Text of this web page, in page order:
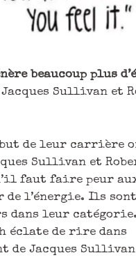
beaucoup plus
Jacques Sullivan et
de leur carrière
Sullivan et
faut faire peur
de l’énergie. Ils sont
dans leur
éclate de rire dans
de Jacques